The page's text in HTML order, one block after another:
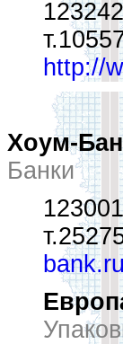
http://
Хоум-
Банки